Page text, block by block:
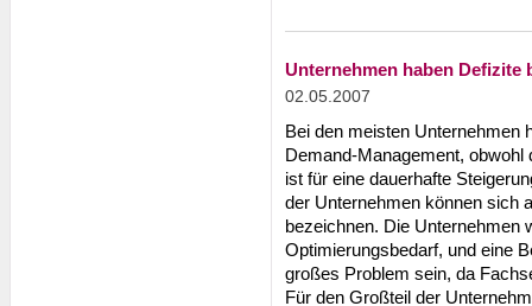
Unternehmen haben Defizite
02.05.2007
Bei den meisten Unternehmen
Demand-Management,
ist für eine dauerhafte
der Unternehmen können sich
bezeichnen. Die Unternehmen
Optimierungsbedarf, und eine
großes Problem sein, da
Für den Großteil der